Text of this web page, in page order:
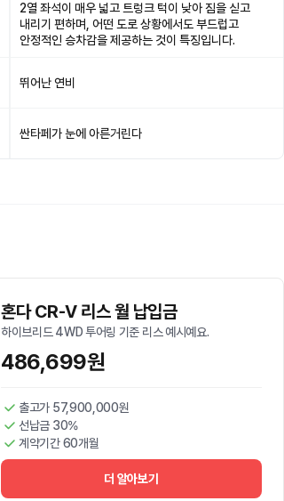
2열 좌석이 매우 넓고 트렁크 턱이 낮아 짐을 싣고
내리기 편하며, 어떤 도로 상황에서도 부드럽고
안정적인 승차감을 제공하는 것이 특징입니다.
뛰어난 연비
싼타페가 눈에 아른거린다
혼다 CR-V 리스 월 납입금
하이브리드 4WD 투어링 기준 리스 예시예요.
486,699원
출고가 57,900,000원
선납금 30%
계약기간 60개월
더 알아보기